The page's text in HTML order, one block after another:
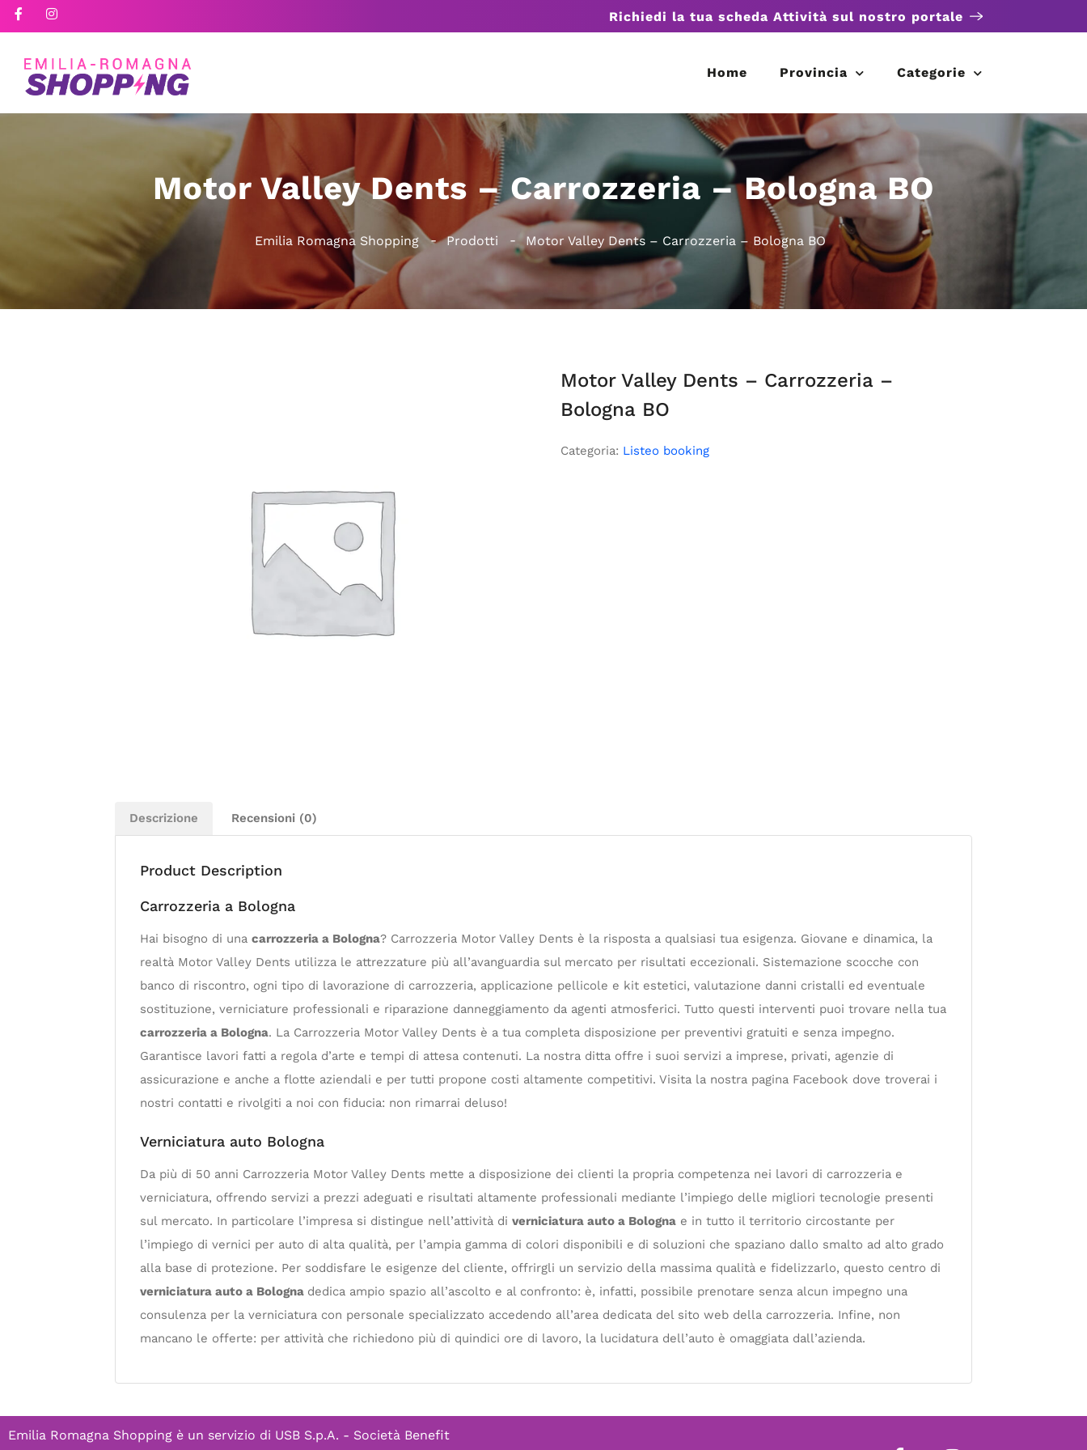
Richiedi la tua scheda Attività sul nostro portale
Home Provincia Categorie
Motor Valley Dents – Carrozzeria – Bologna BO
Emilia Romagna Shopping Prodotti Motor Valley Dents – Carrozzeria – Bologna BO
Motor Valley Dents – Carrozzeria –
Bologna BO
Categoria: Listeo booking
Descrizione Recensioni (0)
Product Description
Carrozzeria a Bologna
Hai bisogno di una carrozzeria a Bologna? Carrozzeria Motor Valley Dents è la risposta a qualsiasi tua esigenza. Giovane e dinamica, la
realtà Motor Valley Dents utilizza le attrezzature più all’avanguardia sul mercato per risultati eccezionali. Sistemazione scocche con
banco di riscontro, ogni tipo di lavorazione di carrozzeria, applicazione pellicole e kit estetici, valutazione danni cristalli ed eventuale
sostituzione, verniciature professionali e riparazione danneggiamento da agenti atmosferici. Tutto questi interventi puoi trovare nella tua
carrozzeria a Bologna. La Carrozzeria Motor Valley Dents è a tua completa disposizione per preventivi gratuiti e senza impegno.
Garantisce lavori fatti a regola d’arte e tempi di attesa contenuti. La nostra ditta offre i suoi servizi a imprese, privati, agenzie di
assicurazione e anche a flotte aziendali e per tutti propone costi altamente competitivi. Visita la nostra pagina Facebook dove troverai i
nostri contatti e rivolgiti a noi con fiducia: non rimarrai deluso!
Verniciatura auto Bologna
Da più di 50 anni Carrozzeria Motor Valley Dents mette a disposizione dei clienti la propria competenza nei lavori di carrozzeria e
verniciatura, offrendo servizi a prezzi adeguati e risultati altamente professionali mediante l’impiego delle migliori tecnologie presenti
sul mercato. In particolare l’impresa si distingue nell’attività di verniciatura auto a Bologna e in tutto il territorio circostante per
l’impiego di vernici per auto di alta qualità, per l’ampia gamma di colori disponibili e di soluzioni che spaziano dallo smalto ad alto grado
alla base di protezione. Per soddisfare le esigenze del cliente, offrirgli un servizio della massima qualità e fidelizzarlo, questo centro di
verniciatura auto a Bologna dedica ampio spazio all’ascolto e al confronto: è, infatti, possibile prenotare senza alcun impegno una
consulenza per la verniciatura con personale specializzato accedendo all’area dedicata del sito web della carrozzeria. Infine, non
mancano le offerte: per attività che richiedono più di quindici ore di lavoro, la lucidatura dell’auto è omaggiata dall’azienda.
Emilia Romagna Shopping è un servizio di USB S.p.A. - Società Benefit